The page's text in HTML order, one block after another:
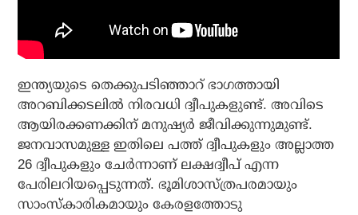
ഇന്ത്യയുടെ തെക്കുപടിഞ്ഞാറ് ഭാഗത്തായി
അറബിക്കടലില്‍ നിരവധി ദ്വീപുകളുണ്ട്. അവിടെ
ആയിരക്കണക്കിന് മനുഷ്യര്‍ ജീവിക്കുന്നുമുണ്ട്.
ജനവാസമുള്ള ഇതിലെ പത്ത് ദ്വീപുകളും അല്ലാത്ത
26 ദ്വീപുകളും ചേര്‍ന്നാണ് ലക്ഷദ്വീപ് എന്ന
പേരിലറിയപ്പെടുന്നത്. ഭൂമിശാസ്ത്രപരമായും
സാംസ്‌കാരികമായും കേരളത്തോടു